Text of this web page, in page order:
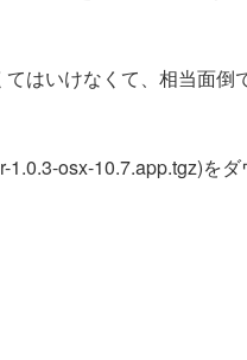
はいけなくて、相当面倒
osx-10.7.app.tgz)をダ